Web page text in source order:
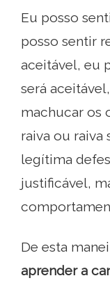
Eu posso
posso sentir
aceitável, eu
será
machucar os
raiva ou raiva
legítima
justificável,
De esta
aprender a